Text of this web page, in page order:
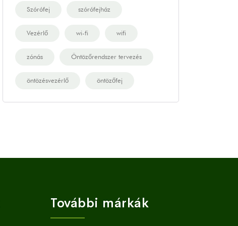
Szórófej szórófejház
Vezérlő wi-fi wifi
zónás Öntözőrendszer tervezés
öntözésvezérlő öntözőfej
További márkák